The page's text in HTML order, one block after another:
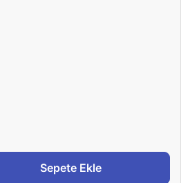
Sepete Ekle